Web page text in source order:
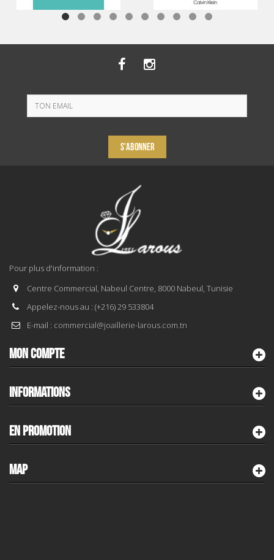
S'ABONNER
Pour plus d'information :
Centre Commercial, Nabeul Centre, 8000 Nabeul, Tunisie
Appelez-nous au : (+216) 29 533804
E-mail : commercial@joaillerie-larous.com.tn
MON COMPTE
INFORMATIONS
EN PROMOTION
MAP